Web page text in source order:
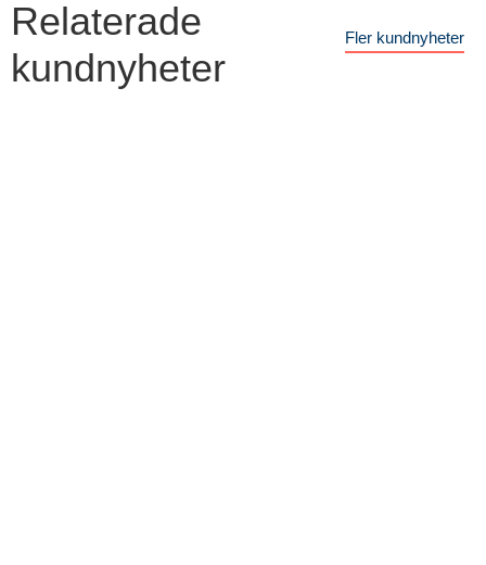
Relaterade
kundnyheter
Fler kundnyheter